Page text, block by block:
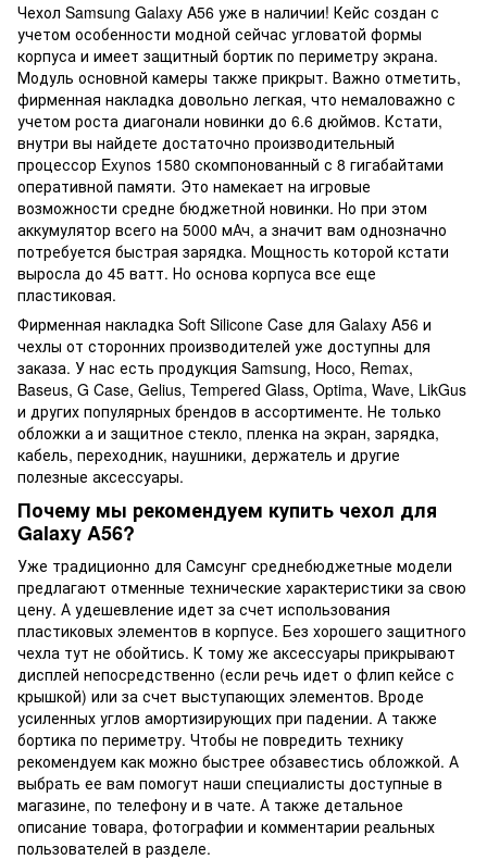
Чехол Samsung Galaxy A56 уже в наличии! Кейс создан с
учетом особенности модной сейчас угловатой формы
корпуса и имеет защитный бортик по периметру экрана.
Модуль основной камеры также прикрыт. Важно отметить,
фирменная накладка довольно легкая, что немаловажно с
учетом роста диагонали новинки до 6.6 дюймов. Кстати,
внутри вы найдете достаточно производительный
процессор Exynos 1580 скомпонованный с 8 гигабайтами
оперативной памяти. Это намекает на игровые
возможности средне бюджетной новинки. Но при этом
аккумулятор всего на 5000 мАч, а значит вам однозначно
потребуется быстрая зарядка. Мощность которой кстати
выросла до 45 ватт. Но основа корпуса все еще
пластиковая.
Фирменная накладка Soft Silicone Case для Galaxy A56 и
чехлы от сторонних производителей уже доступны для
заказа. У нас есть продукция Samsung, Hoco, Remax,
Baseus, G Case, Gelius, Tempered Glass, Optima, Wave, LikGus
и других популярных брендов в ассортименте. Не только
обложки а и защитное стекло, пленка на экран, зарядка,
кабель, переходник, наушники, держатель и другие
полезные аксессуары.
Почему мы рекомендуем купить чехол для
Galaxy A56?
Уже традиционно для Самсунг среднебюджетные модели
предлагают отменные технические характеристики за свою
цену. А удешевление идет за счет использования
пластиковых элементов в корпусе. Без хорошего защитного
чехла тут не обойтись. К тому же аксессуары прикрывают
дисплей непосредственно (если речь идет о флип кейсе с
крышкой) или за счет выступающих элементов. Вроде
усиленных углов амортизирующих при падении. А также
бортика по периметру. Чтобы не повредить технику
рекомендуем как можно быстрее обзавестись обложкой. А
выбрать ее вам помогут наши специалисты доступные в
магазине, по телефону и в чате. А также детальное
описание товара, фотографии и комментарии реальных
пользователей в разделе.